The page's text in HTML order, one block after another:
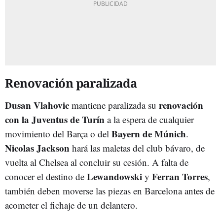
Renovación paralizada
Dusan Vlahovic mantiene paralizada su renovación
con la Juventus de Turín a la espera de cualquier
movimiento del Barça o del Bayern de Múnich.
Nicolas Jackson hará las maletas del club bávaro, de
vuelta al Chelsea al concluir su cesión. A falta de
conocer el destino de Lewandowski y Ferran Torres,
también deben moverse las piezas en Barcelona antes de
acometer el fichaje de un delantero.